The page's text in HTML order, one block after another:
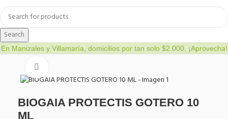
Search
En Manizales y Villamaría, domicilios por tan solo $2.000. ¡Aprovecha!
BIOGAIA PROTECTIS GOTERO 10
ML